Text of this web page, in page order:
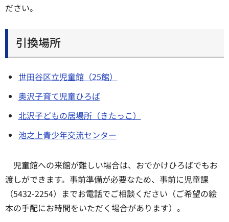
ださい。
引換場所
世田谷区立児童館（25館）
奥沢子育て児童ひろば
北沢子どもの居場所（きたっこ）
池之上青少年交流センター
児童館への来館が難しい場合は、おでかけひろばでもお
渡しができます。事前準備が必要なため、事前に児童課
（5432-2254）までお電話でご相談ください（ご希望の絵
本の手配にお時間をいただく場合があります）。